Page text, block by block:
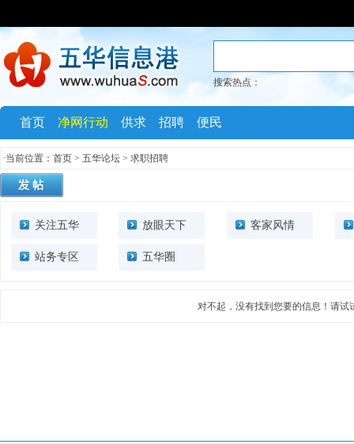
搜索热点：
首页 净网行动 供求 招聘 便民
·当前位置： 首页 > 五华论坛 > 求职招聘
关注五华 放眼天下 客家风情
站务专区 五华圈
对不起，没有找到您要的信息！请